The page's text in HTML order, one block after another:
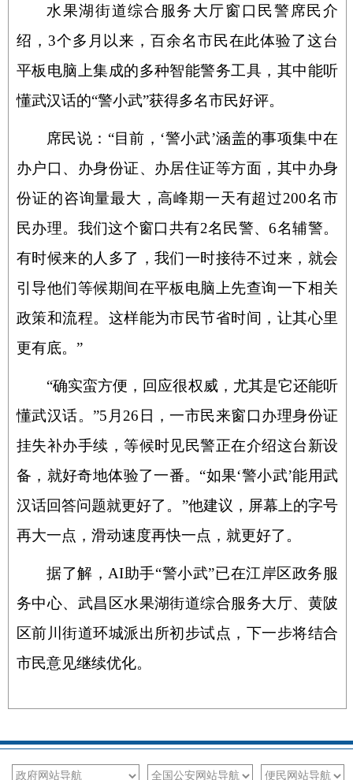
水果湖街道综合服务大厅窗口民警席民介
绍，3个多月以来，百余名市民在此体验了这台
平板电脑上集成的多种智能警务工具，其中能听
懂武汉话的“警小武”获得多名市民好评。
席民说：“目前，‘警小武’涵盖的事项集中在
办户口、办身份证、办居住证等方面，其中办身
份证的咨询量最大，高峰期一天有超过200名市
民办理。我们这个窗口共有2名民警、6名辅警。
有时候来的人多了，我们一时接待不过来，就会
引导他们等候期间在平板电脑上先查询一下相关
政策和流程。这样能为市民节省时间，让其心里
更有底。”
“确实蛮方便，回应很权威，尤其是它还能听
懂武汉话。”5月26日，一市民来窗口办理身份证
挂失补办手续，等候时见民警正在介绍这台新设
备，就好奇地体验了一番。“如果‘警小武’能用武
汉话回答问题就更好了。”他建议，屏幕上的字号
再大一点，滑动速度再快一点，就更好了。
据了解，AI助手“警小武”已在江岸区政务服
务中心、武昌区水果湖街道综合服务大厅、黄陂
区前川街道环城派出所初步试点，下一步将结合
市民意见继续优化。